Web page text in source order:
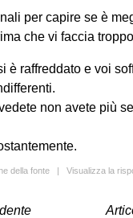
per capire se è
che vi faccia
è raffreddato e voi
non avete più
della fonte | Visualizza la